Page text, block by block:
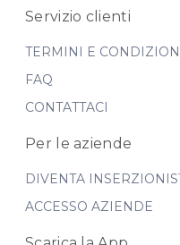
Servizio clienti
TERMINI E
FAQ
CONTATTACI
Per le aziende
DIVENTA
ACCESSO AZIENDE